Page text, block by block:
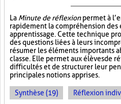
La Minute de réflexionpermet à
rapidement la compréhension des
apprentissage. Cette technique
des questions liées à leurs
résumer les éléments importants
classe. Elle permet aux élèves de
difficultés et de structurer leur
principales notions apprises.
Synthèse (19) Réflexion